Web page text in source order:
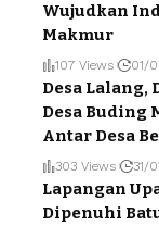
Wujudkan
Makmur
107 Views 01/
Desa Lalang,
Desa Buding
Antar Desa
303 Views 31/
Lapangan
Dipenuhi